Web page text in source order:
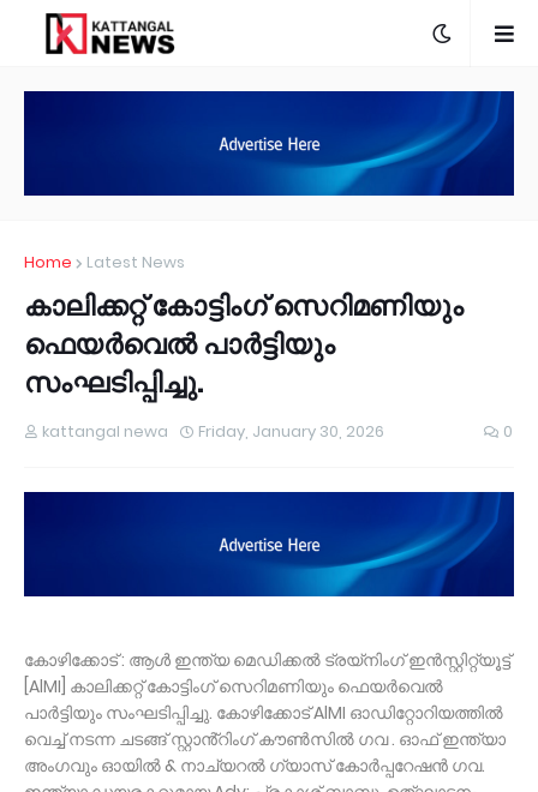
Home Latest News
കാലിക്കറ്റ് കോട്ടിംഗ് സെറിമണിയും
ഫെയർവെൽ പാർട്ടിയും
സംഘടിപ്പിച്ചു.
kattangal newa Friday, January 30, 2026 0
കോഴിക്കോട് : ആൾ ഇന്ത്യ മെഡിക്കൽ ട്രയ്നിംഗ് ഇൻസ്റ്റിറ്റ്യൂട്ട്
[AlMI] കാലിക്കറ്റ് കോട്ടിംഗ് സെറിമണിയും ഫെയർവെൽ
പാർട്ടിയും സംഘടിപ്പിച്ചു. കോഴിക്കോട് AlMI ഓഡിറ്റോറിയത്തിൽ
വെച്ച് നടന്ന ചടങ്ങ് സ്റ്റാൻ്റിംഗ് കൗൺസിൽ ഗവ . ഓഫ് ഇന്ത്യാ
അംഗവും ഓയിൽ & നാച്യറൽ ഗ്യാസ് കോർപ്പറേഷൻ ഗവ.